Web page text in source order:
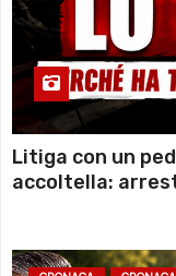
Litiga con un
accoltella: